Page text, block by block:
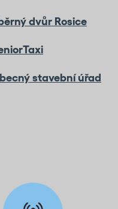
dvůr Rosice
stavební úřad